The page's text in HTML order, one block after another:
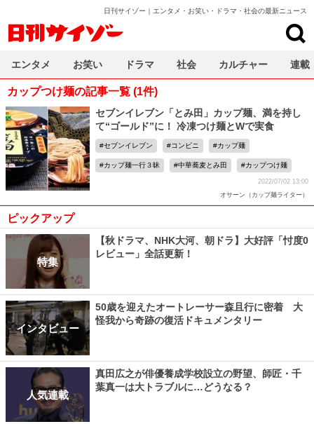
日刊サイゾー｜エンタメ・お笑い・ドラマ・社会の最新ニュース
カップつけ麺の記事一覧 (1件)
セブンイレブン「とみ田」カップ麺、満を持し
て“ゴールド”に！ 冷凍つけ麺とWで実食
セブンイレブン コンビニ カップ麺
カップ麺一行３昧 中華蕎麦とみ田 カップつけ麺
2022/07/02 13:00
オサーン（カップ麺ライター）
ピックアップ
特集
【秋ドラマ、NHK大河、朝ドラ】大好評「忖度0
レビュー」全話更新！
インタビュー
50歳を迎えたオートレーサー森且行に密着 大
怪我から奇跡の復活ドキュメンタリー
人気連載
真田広之が俳優養成学校設立の野望、師匠・千
葉真一は大トラブルに…どうなる？
エンタメ お笑い ドラマ 社会 カルチャー 連載